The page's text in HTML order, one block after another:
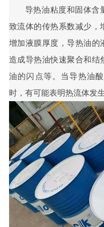
导热油粘度和固体含
致流体的传热系数减少，
增加液膜厚度，导热油的
造成导热油快速聚合和结
油的闪点等。当导热油
时，有可能表明热流体发